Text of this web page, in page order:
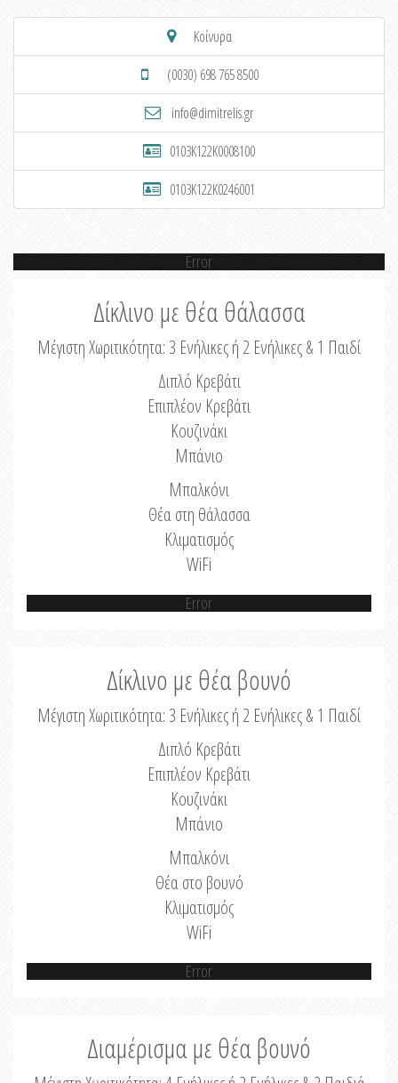
Κοίνυρα
(0030) 698 765 8500
info@dimitrelis.gr
0103K122K0008100
0103K122K0246001
Error
Δίκλινο με θέα θάλασσα
Μέγιστη Χωριτικότητα: 3 Ενήλικες ή 2 Ενήλικες & 1 Παιδί
Διπλό Κρεβάτι
Επιπλέον Κρεβάτι
Κουζινάκι
Μπάνιο
Μπαλκόνι
Θέα στη θάλασσα
Κλιματισμός
WiFi
Error
Δίκλινο με θέα βουνό
Μέγιστη Χωριτικότητα: 3 Ενήλικες ή 2 Ενήλικες & 1 Παιδί
Διπλό Κρεβάτι
Επιπλέον Κρεβάτι
Κουζινάκι
Μπάνιο
Μπαλκόνι
Θέα στο βουνό
Κλιματισμός
WiFi
Error
Διαμέρισμα με θέα βουνό